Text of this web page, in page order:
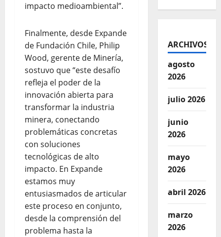
impacto medioambiental”.
Finalmente, desde Expande
de Fundación Chile, Philip
Wood, gerente de Minería,
sostuvo que “este desafío
refleja el poder de la
innovación abierta para
transformar la industria
minera, conectando
problemáticas concretas
con soluciones
tecnológicas de alto
impacto. En Expande
estamos muy
entusiasmados de articular
este proceso en conjunto,
desde la comprensión del
problema hasta la
ARCHIVOS
agosto
2026
julio 2026
junio
2026
mayo
2026
abril 2026
marzo
2026